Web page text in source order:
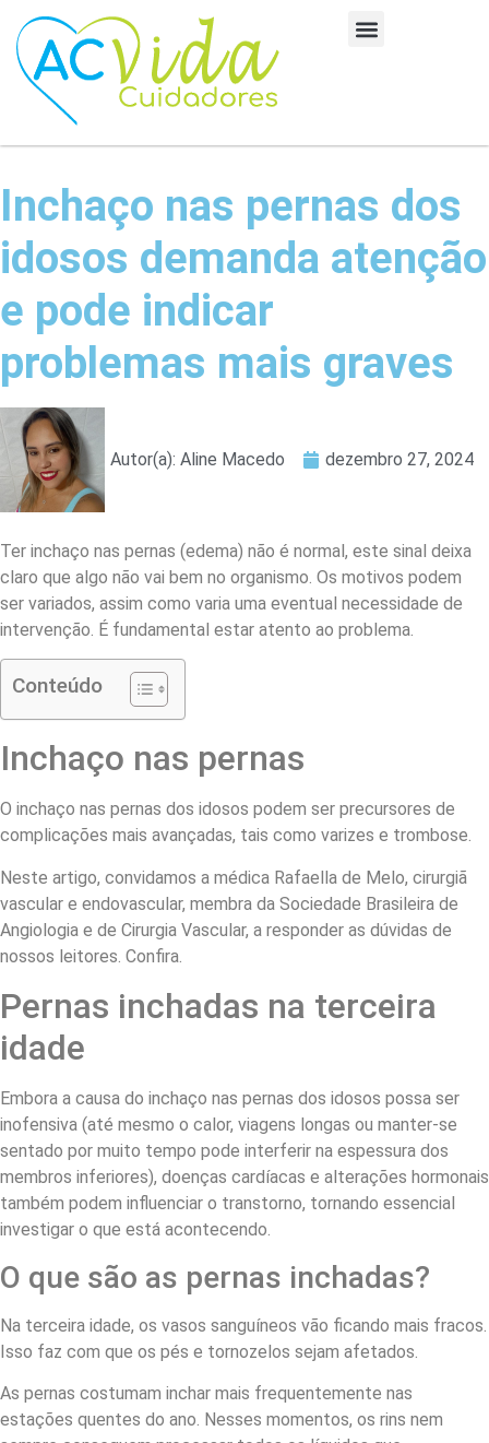
Inchaço nas pernas dos
idosos demanda atenção
e pode indicar
problemas mais graves
Autor(a): Aline Macedo dezembro 27, 2024
Ter inchaço nas pernas (edema) não é normal, este sinal deixa
claro que algo não vai bem no organismo. Os motivos podem
ser variados, assim como varia uma eventual necessidade de
intervenção. É fundamental estar atento ao problema.
Conteúdo
Inchaço nas pernas
O inchaço nas pernas dos idosos podem ser precursores de
complicações mais avançadas, tais como varizes e trombose.
Neste artigo, convidamos a médica Rafaella de Melo, cirurgiã
vascular e endovascular, membra da Sociedade Brasileira de
Angiologia e de Cirurgia Vascular, a responder as dúvidas de
nossos leitores. Confira.
Pernas inchadas na terceira
idade
Embora a causa do inchaço nas pernas dos idosos possa ser
inofensiva (até mesmo o calor, viagens longas ou manter-se
sentado por muito tempo pode interferir na espessura dos
membros inferiores), doenças cardíacas e alterações hormonais
também podem influenciar o transtorno, tornando essencial
investigar o que está acontecendo.
O que são as pernas inchadas?
Na terceira idade, os vasos sanguíneos vão ficando mais fracos.
Isso faz com que os pés e tornozelos sejam afetados.
As pernas costumam inchar mais frequentemente nas
estações quentes do ano. Nesses momentos, os rins nem